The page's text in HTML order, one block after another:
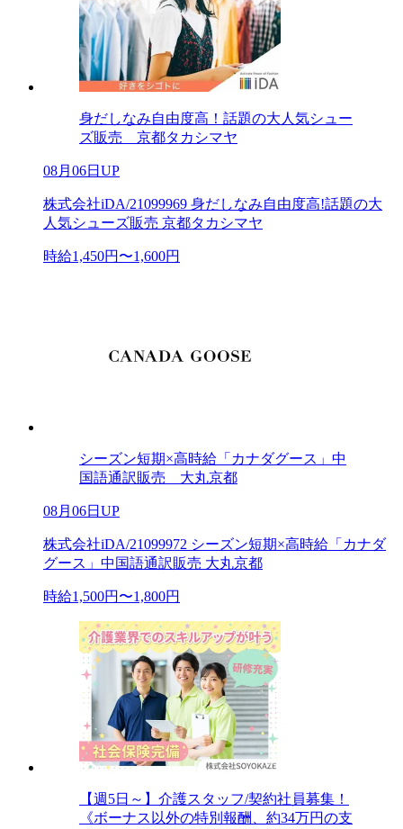
身だしなみ自由度高！話題の大人気シュー
ズ販売 京都タカシマヤ
08月06日UP
株式会社iDA/21099969 身だしなみ自由度高!話題の大
人気シューズ販売 京都タカシマヤ
時給1,450円〜1,600円
シーズン短期×高時給「カナダグース」中
国語通訳販売 大丸京都
08月06日UP
株式会社iDA/21099972 シーズン短期×高時給「カナダ
グース」中国語通訳販売 大丸京都
時給1,500円〜1,800円
【週5日～】介護スタッフ/契約社員募集！
《ボーナス以外の特別報酬、約34万円の支